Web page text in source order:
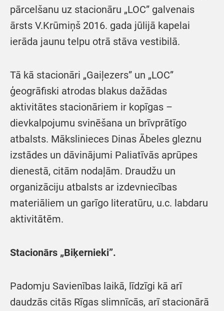
pārcelšanu uz stacionāru „LOC” galvenais
ārsts V.Krūmiņš 2016. gada jūlijā kapelai
ierāda jaunu telpu otrā stāva vestibilā.
Tā kā stacionāri „Gaiļezers” un „LOC”
ģeogrāfiski atrodas blakus dažādas
aktivitātes stacionāriem ir kopīgas –
dievkalpojumu svinēšana un brīvprātīgo
atbalsts. Mākslinieces Dinas Ābeles gleznu
izstādes un dāvinājumi Paliatīvās aprūpes
dienestā, citām nodaļām. Draudžu un
organizāciju atbalsts ar izdevniecības
materiāliem un garīgo literatūru, u.c. labdaru
aktivitātēm.
Stacionārs „Biķernieki”.
Padomju Savienības laikā, līdzīgi kā arī
daudzās citās Rīgas slimnīcās, arī stacionārā